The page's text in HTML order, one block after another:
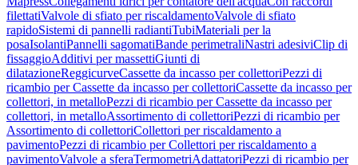
filettatiValvole di sfiato per riscaldamentoValvole di sfiato
rapidoSistemi di pannelli radiantiTubiMateriali per la
posaIsolantiPannelli sagomatiBande perimetraliNastri adesiviClip di
fissaggioAdditivi per massettiGiunti di
dilatazioneReggicurveCassette da incasso per collettoriPezzi di
ricambio per Cassette da incasso per collettoriCassette da incasso per
collettori, in metalloPezzi di ricambio per Cassette da incasso per
collettori, in metalloAssortimento di collettoriPezzi di ricambio per
Assortimento di collettoriCollettori per riscaldamento a
pavimentoPezzi di ricambio per Collettori per riscaldamento a
pavimentoValvole a sferaTermometriAdattatoriPezzi di ricambio per